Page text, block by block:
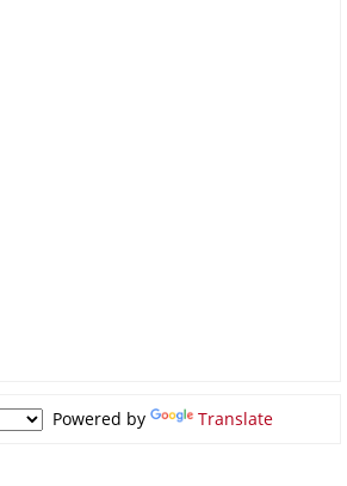
Powered by Translate